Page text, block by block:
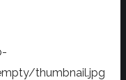
thumbnail.jpg